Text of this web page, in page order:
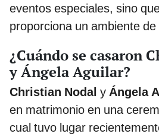
eventos especiales, sino
proporciona un ambiente
¿Cuándo se casaron
y Ángela Aguilar?
Christian Nodal y Ángela
en matrimonio en una
cual tuvo lugar